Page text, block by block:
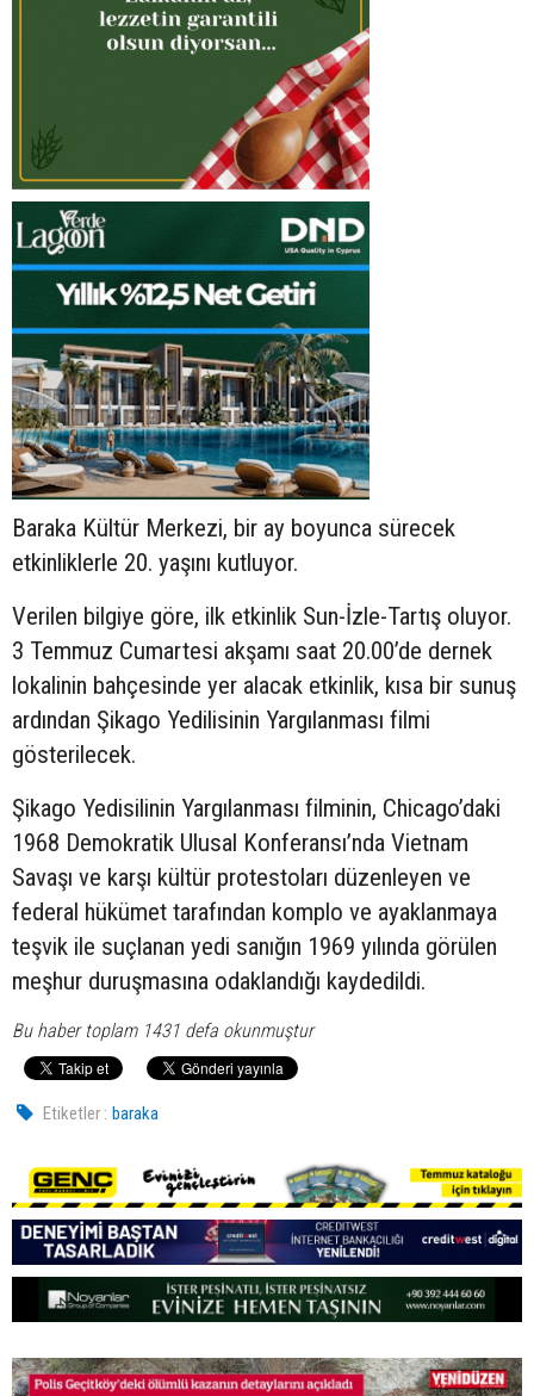
Baraka Kültür Merkezi, bir ay boyunca sürecek
etkinliklerle 20. yaşını kutluyor.
Verilen bilgiye göre, ilk etkinlik Sun-İzle-Tartış oluyor.
3 Temmuz Cumartesi akşamı saat 20.00’de dernek
lokalinin bahçesinde yer alacak etkinlik, kısa bir sunuş
ardından Şikago Yedilisinin Yargılanması filmi
gösterilecek.
Şikago Yedisilinin Yargılanması filminin, Chicago’daki
1968 Demokratik Ulusal Konferansı’nda Vietnam
Savaşı ve karşı kültür protestoları düzenleyen ve
federal hükümet tarafından komplo ve ayaklanmaya
teşvik ile suçlanan yedi sanığın 1969 yılında görülen
meşhur duruşmasına odaklandığı kaydedildi.
Bu haber toplam 1431 defa okunmuştur
Etiketler : baraka